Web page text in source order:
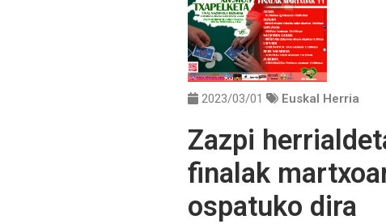
2023/03/01 Euskal Herria
Zazpi
finalak
ospatuko dira